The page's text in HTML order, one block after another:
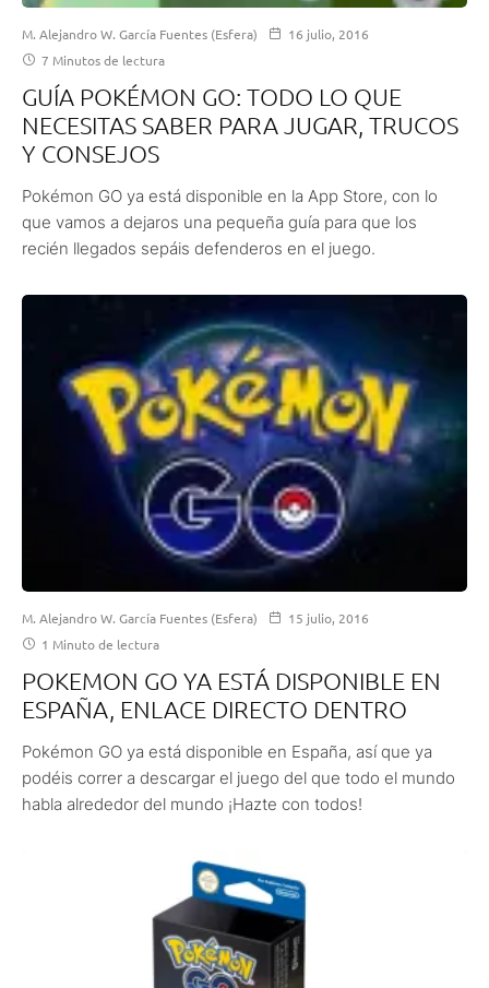
M. Alejandro W. García Fuentes (Esfera)
16 julio, 2016
7 Minutos de lectura
GUÍA POKÉMON GO: TODO LO QUE
NECESITAS SABER PARA JUGAR, TRUCOS
Y CONSEJOS
Pokémon GO ya está disponible en la App Store, con lo
que vamos a dejaros una pequeña guía para que los
recién llegados sepáis defenderos en el juego.
M. Alejandro W. García Fuentes (Esfera)
15 julio, 2016
1 Minuto de lectura
POKEMON GO YA ESTÁ DISPONIBLE EN
ESPAÑA, ENLACE DIRECTO DENTRO
Pokémon GO ya está disponible en España, así que ya
podéis correr a descargar el juego del que todo el mundo
habla alrededor del mundo ¡Hazte con todos!